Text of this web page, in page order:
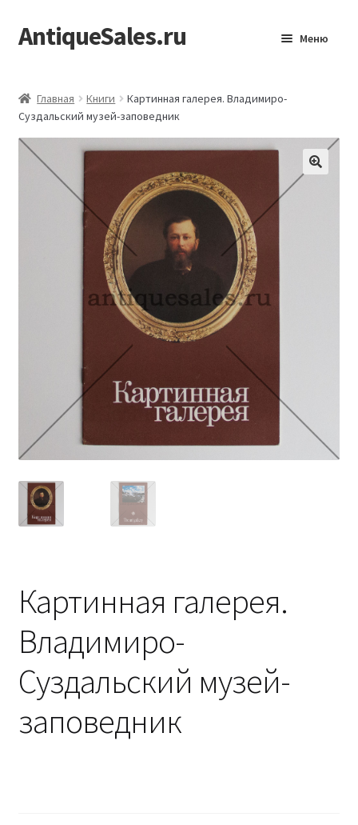
Перейти
к
Перейти
к
AntiqueSales.ru Меню
Главная Книги
Картинная галерея. Владимиро-
Суздальский музей-заповедник
Картинная галерея.
Владимиро-
Суздальский музей-
заповедник